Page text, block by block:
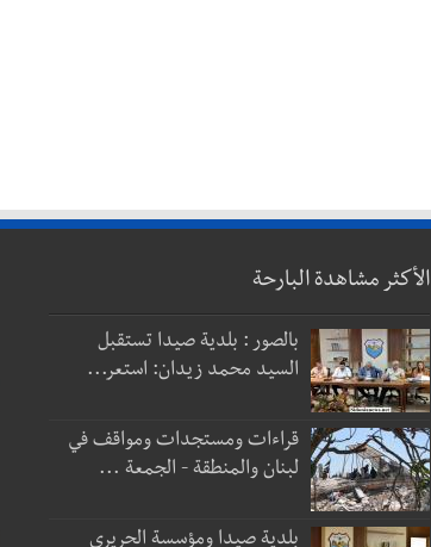
الأكثر مشاهدة البارحة
بالصور : بلدية صيدا تستقبل
السيد محمد زيدان: استعر...
قراءات ومستجدات ومواقف في
لبنان والمنطقة - الجمعة ...
بلدية صيدا ومؤسسة الحريري